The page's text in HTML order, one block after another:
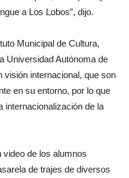
a Los Lobos”, dijo.
Municipal de Cultura,
Universidad Autónoma de
visión internacional, que son
en su entorno, por lo que
internacionalización de la
video de los alumnos
de trajes de diversos